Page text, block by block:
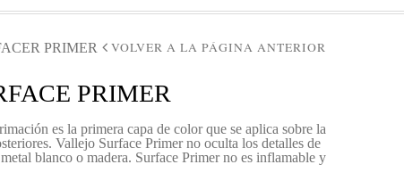
PRIMER VOLVER A LA PÁGINA ANTERIOR
PRIMER
es la primera capa de color que se aplica sobre la
Vallejo Surface Primer no oculta los detalles de
blanco o madera. Surface Primer no es inflamable y